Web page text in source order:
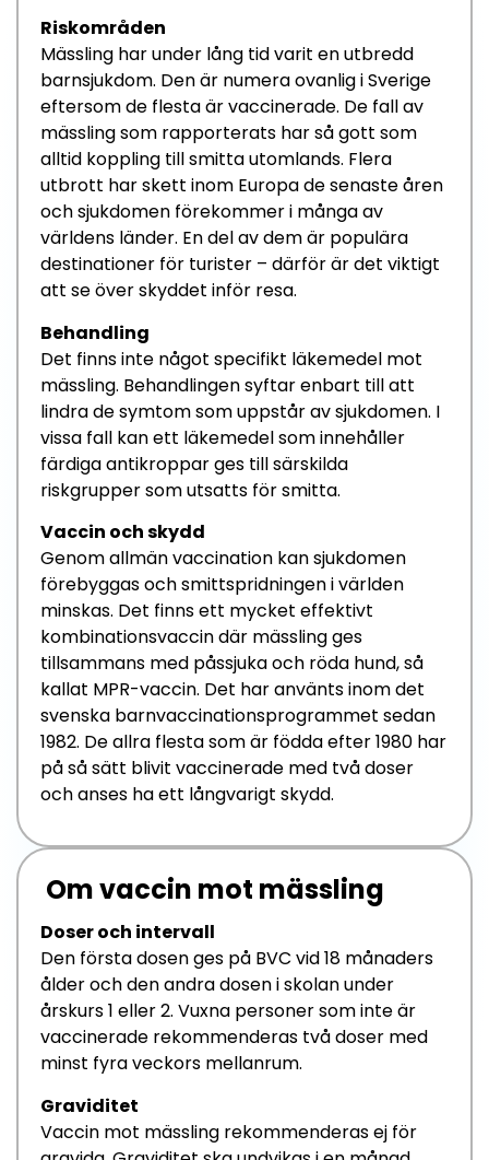
Riskområden
Mässling har under lång tidvarit enutbredd
barnsjukdom. Den är numeraovanligi Sverige
eftersom de flesta är vaccinerade. De fall av
mässling som rapporterats har så gott som
alltid koppling till smitta utomlands. Flera
utbrott har skett inom Europadesenaste åren
och sjukdomen förekommer i många av
världens länder. Endelav dem är populära
destinationer för turister – därförär det viktigt
att se över skyddet inför resa.
Behandling
Det finns inte något specifikt läkemedel mot
mässling. Behandlingensyftarenbart till att
lindrade symtom som uppstår av sjukdomen. I
vissa fall kan ett läkemedel som innehåller
färdiga antikroppar ges till särskilda
riskgrupper som utsatts för smitta.
Vaccin och skydd
Genomallmänvaccination kansjukdomen
förebyggas och smittspridningen ivärlden
minskas. Det finns ett mycket effektivt
kombinationsvaccindär mässling ges
tillsammans med påssjukaoch röda hund, så
kallat MPR-vaccin. Det har använtsinom det
svenska barnvaccinationsprogrammet sedan
1982. De allra flesta som är födda efter 1980 har
på så sätt blivit vaccinerade med två doser
och anses ha ett långvarigt skydd.
Om vaccin mot mässling
Doser och intervall
Den första dosenges på BVC vid 18 månaders
ålder och den andra dosen i skolanunder
årskurs 1 eller 2. Vuxna personer som inte är
vaccinerade rekommenderas två doser med
minst fyraveckors mellanrum.
Graviditet
Vaccin mot mässling rekommenderas ej för